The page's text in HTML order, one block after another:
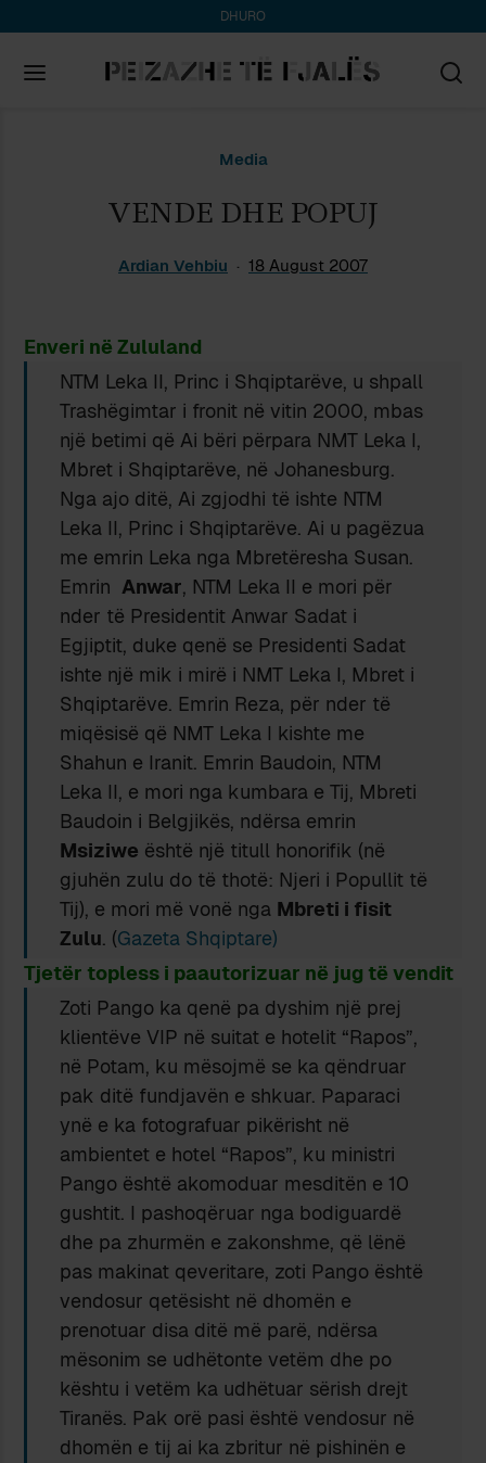
DHURO
Media
VENDE DHE POPUJ
Ardian Vehbiu 18 August 2007
Enveri në Zululand
NTM Leka II, Princ i Shqiptarëve, u shpall
Trashëgimtar i fronit në vitin 2000, mbas
një betimi që Ai bëri përpara NMT Leka I,
Mbret i Shqiptarëve, në Johanesburg.
Nga ajo ditë, Ai zgjodhi të ishte NTM
Leka II, Princ i Shqiptarëve. Ai u pagëzua
me emrin Leka nga Mbretëresha Susan.
EmrinAnwar, NTM Leka II e mori për
nder të Presidentit Anwar Sadat i
Egjiptit, duke qenë se Presidenti Sadat
ishte një mik i mirë i NMT Leka I, Mbret i
Shqiptarëve. Emrin Reza, për nder të
miqësisë që NMT Leka I kishte me
Shahun e Iranit. Emrin Baudoin, NTM
Leka II, e mori nga kumbara e Tij, Mbreti
Baudoin i Belgjikës, ndërsa emrin
Msiziwe është një titull honorifik (në
gjuhën zulu do të thotë: Njeri i Popullit të
Tij), e mori më vonë nga Mbreti i fisit
Zulu. (Gazeta Shqiptare)
Tjetër topless i paautorizuar në jug të vendit
Zoti Pango ka qenë pa dyshim një prej
klientëve VIP në suitat e hotelit “Rapos”,
në Potam, ku mësojmë se ka qëndruar
pak ditë fundjavën e shkuar. Paparaci
ynë e ka fotografuar pikërisht në
ambientet e hotel “Rapos”, ku ministri
Pango është akomoduar mesditën e 10
gushtit. I pashoqëruar nga bodiguardë
dhe pa zhurmën e zakonshme, që lënë
pas makinat qeveritare, zoti Pango është
vendosur qetësisht në dhomën e
prenotuar disa ditë më parë, ndërsa
mësonim se udhëtonte vetëm dhe po
kështu i vetëm ka udhëtuar sërish drejt
Tiranës. Pak orë pasi është vendosur në
dhomën e tij ai ka zbritur në pishinën e